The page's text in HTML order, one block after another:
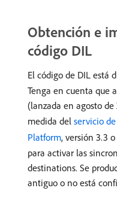
Obtención e
código DIL
El código de DIL está
Tenga en cuenta que
(lanzada en agosto de
medida del servicio
Platform, versión 3.3
para activar las
destinations. Se
antiguo o no está